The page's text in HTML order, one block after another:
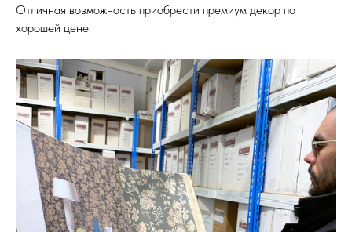
Отличная возможность приобрести премиум декор по
хорошей цене.